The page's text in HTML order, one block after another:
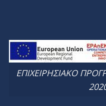
ΕΠΙΧΕΙΡΗΣΙΑΚΟ